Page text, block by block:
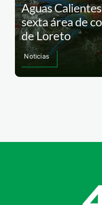
Aguas
sexta área de
de Loreto
Noticias